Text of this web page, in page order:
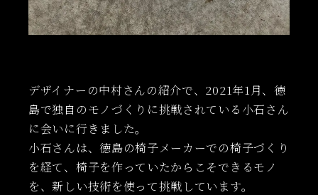
デザイナーの中村さんの紹介で、2021年1月、徳
島で独自のモノづくりに挑戦されている小石さん
に会いに行きました。
小石さんは、徳島の椅子メーカーでの椅子づくり
を経て、椅子を作っていたからこそできるモノ
を、新しい技術を使って挑戦しています。